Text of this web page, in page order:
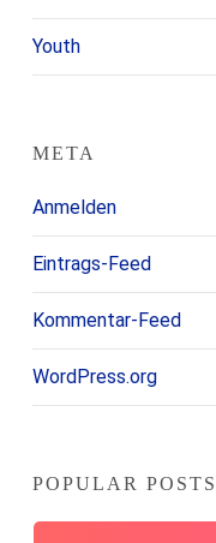
Youth
META
Anmelden
Eintrags-Feed
Kommentar-Feed
WordPress.org
POPULAR POSTS